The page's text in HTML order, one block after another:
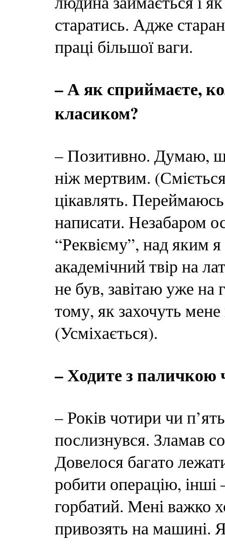
старатись. Адже
праці більшої ваги.
– А як сприймаєте,
класиком?
– Позитивно. Думаю,
ніж мертвим.
цікавлять.
написати. Незабаром
“Реквієму”, над яким
академічний твір на
не був, завітаю уже
тому, як захочуть
(Усміхається).
– Ходите з паличкою
– Років чотири чи
послизнувся. Зламав
Довелося багато
робити операцію, інші
горбатий. Мені важко
привозять на машині.